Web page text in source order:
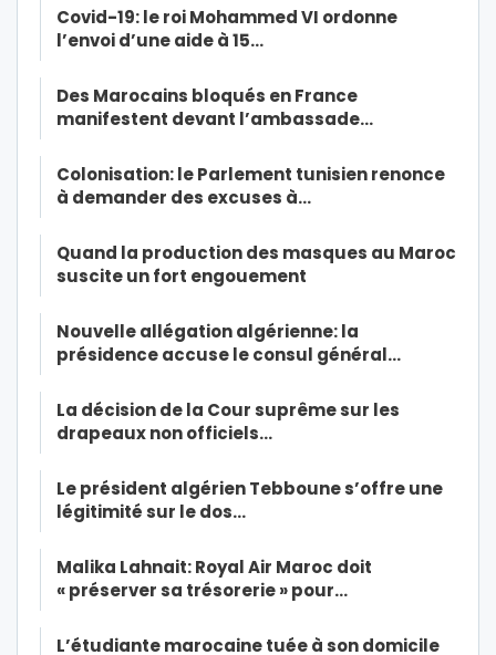
Covid-19: le roi Mohammed VI ordonne
l’envoi d’une aide à 15…
Des Marocains bloqués en France
manifestent devant l’ambassade…
Colonisation: le Parlement tunisien renonce
à demander des excuses à…
Quand la production des masques au Maroc
suscite un fort engouement
Nouvelle allégation algérienne: la
présidence accuse le consul général…
La décision de la Cour suprême sur les
drapeaux non officiels…
Le président algérien Tebboune s’offre une
légitimité sur le dos…
Malika Lahnait: Royal Air Maroc doit
« préserver sa trésorerie » pour…
L’étudiante marocaine tuée à son domicile